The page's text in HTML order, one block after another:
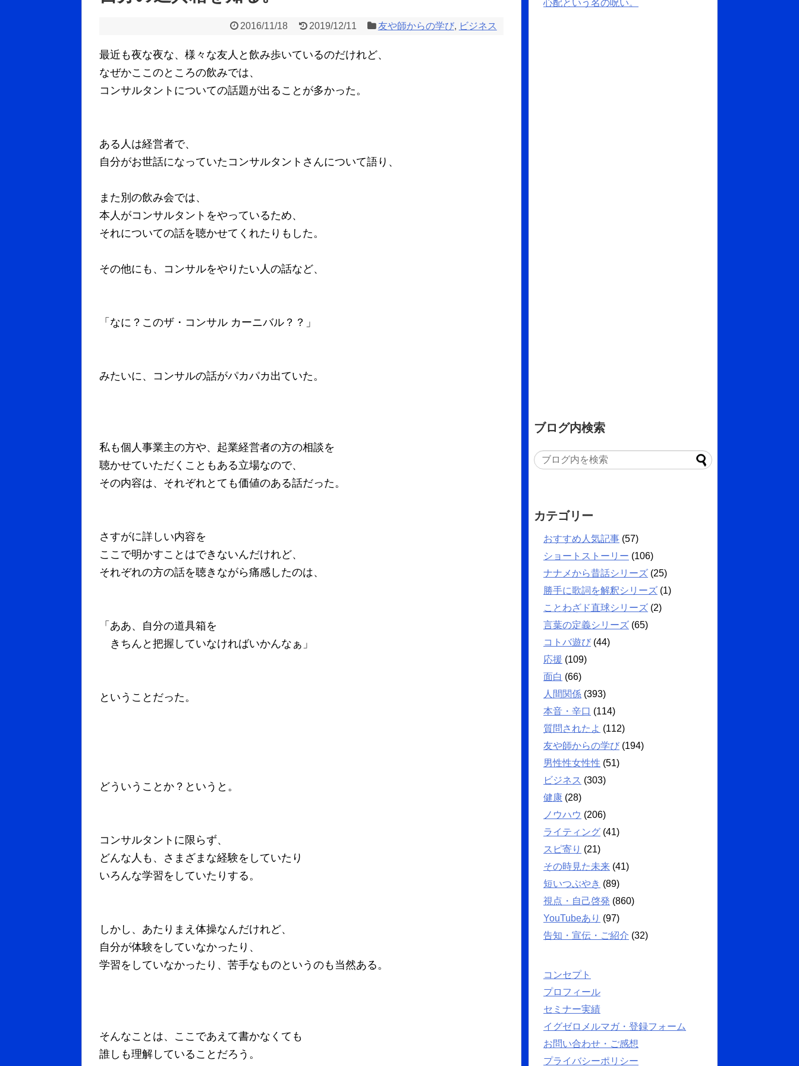
2016/11/18 2019/12/11 友や師からの学び, ビジネス
最近も夜な夜な、様々な友人と飲み歩いているのだけれど、
なぜかここのところの飲みでは、
コンサルタントについての話題が出ることが多かった。
ある人は経営者で、
自分がお世話になっていたコンサルタントさんについて語り、
また別の飲み会では、
本人がコンサルタントをやっているため、
それについての話を聴かせてくれたりもした。
その他にも、コンサルをやりたい人の話など、
「なに？このザ・コンサル カーニバル？？」
みたいに、コンサルの話がパカパカ出ていた。
私も個人事業主の方や、起業経営者の方の相談を
聴かせていただくこともある立場なので、
その内容は、それぞれとても価値のある話だった。
さすがに詳しい内容を
ここで明かすことはできないんだけれど、
それぞれの方の話を聴きながら痛感したのは、
「ああ、自分の道具箱を
きちんと把握していなければいかんなぁ」
ということだった。
どういうことか？というと。
コンサルタントに限らず、
どんな人も、さまざまな経験をしていたり
いろんな学習をしていたりする。
しかし、あたりまえ体操なんだけれど、
自分が体験をしていなかったり、
学習をしていなかったり、苦手なものというのも当然ある。
そんなことは、ここであえて書かなくても
誰しも理解していることだろう。
心配という名の呪い。
ブログ内検索
カテゴリー
おすすめ人気記事 (57)
ショートストーリー (106)
ナナメから昔話シリーズ (25)
勝手に歌詞を解釈シリーズ (1)
ことわざド直球シリーズ (2)
言葉の定義シリーズ (65)
コトバ遊び (44)
応援 (109)
面白 (66)
人間関係 (393)
本音・辛口 (114)
質問されたよ (112)
友や師からの学び (194)
男性性女性性 (51)
ビジネス (303)
健康 (28)
ノウハウ (206)
ライティング (41)
スピ寄り (21)
その時見た未来 (41)
短いつぶやき (89)
視点・自己啓発 (860)
YouTubeあり (97)
告知・宣伝・ご紹介 (32)
コンセプト
プロフィール
セミナー実績
イグゼロメルマガ・登録フォーム
お問い合わせ・ご感想
プライバシーポリシー